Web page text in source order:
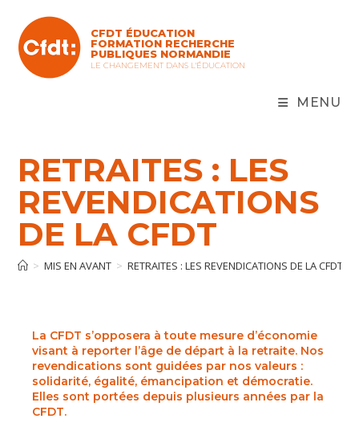
content
CFDT ÉDUCATION
FORMATION RECHERCHE
PUBLIQUES NORMANDIE
LE CHANGEMENT DANS L'ÉDUCATION
MENU
RETRAITES : LES
REVENDICATIONS
DE LA CFDT
> MIS EN AVANT > RETRAITES : LES REVENDICATIONS DE LA CFDT
La CFDT s’opposera à toute mesure d’économie
visant à reporter l’âge de départ à la retraite. Nos
revendications sont guidées par nos valeurs :
solidarité, égalité, émancipation et démocratie.
Elles sont portées depuis plusieurs années par la
CFDT.